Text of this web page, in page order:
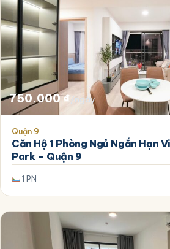
750.000₫/ngày
Quận 9
Căn Hộ 1 Phòng Ngủ Ngắn Hạn
Park – Quận 9
1 PN